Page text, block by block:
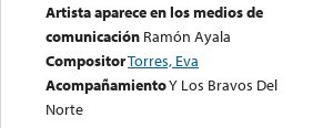
Artista aparece en los medios de
comunicación Ramón Ayala
CompositorTorres, Eva
AcompañamientoY Los Bravos Del
Norte